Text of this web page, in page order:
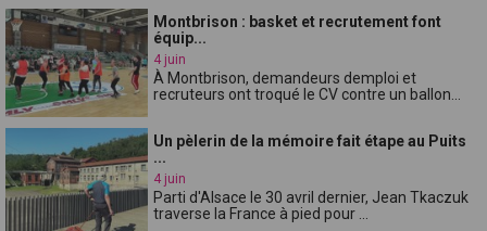
Montbrison : basket et recrutement font
équip...
4 juin
À Montbrison, demandeurs demploi et
recruteurs ont troqué le CV contre un ballon...
Un pèlerin de la mémoire fait étape au Puits
...
4 juin
Parti d'Alsace le 30 avril dernier, Jean Tkaczuk
traverse la France à pied pour ...